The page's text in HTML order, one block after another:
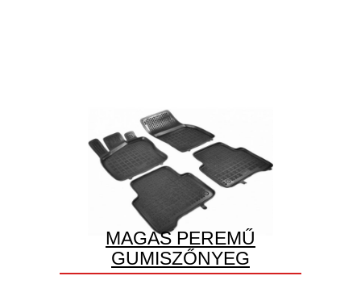
MAGAS PEREMŰ
GUMISZŐNYEG